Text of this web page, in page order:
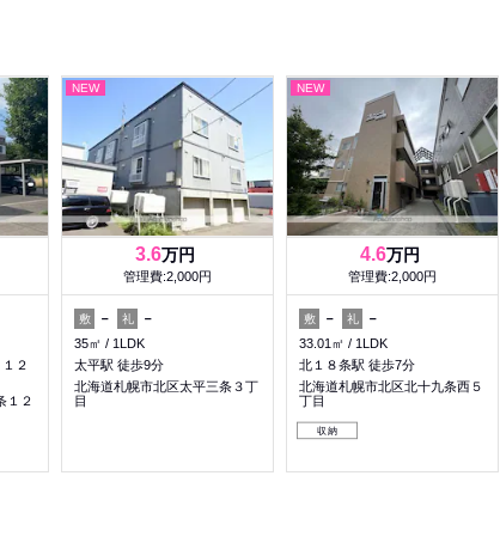
２
１２
NEW
3.6万円
管理費:2,000円
敷 － 礼
－
35㎡
1LDK
太平駅 徒歩9分
北海道札幌市北区太平三条３丁
目
NEW
4.6万円
管理費:2,000円
敷 － 礼
－
33.01㎡
1LDK
北１８条駅 徒歩7分
北海道札幌市北区北十九条西５
丁目
収納